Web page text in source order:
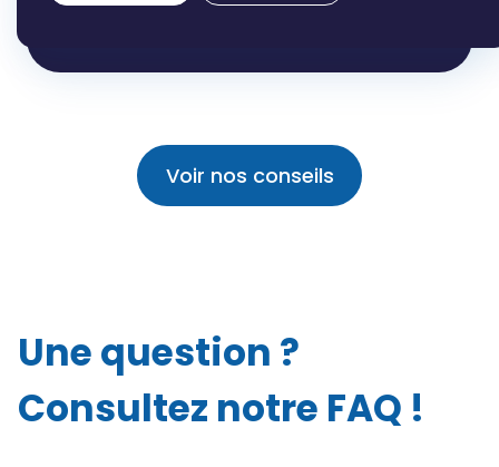
mode d’emploi
Voir nos conseils
Une question ?
Consultez notre FAQ !